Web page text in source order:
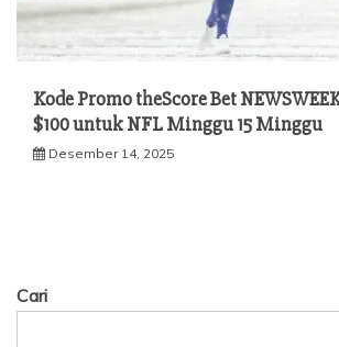
Kode Promo theScore Bet
$100 untuk NFL Minggu 15 Minggu
Desember 14, 2025
Cari